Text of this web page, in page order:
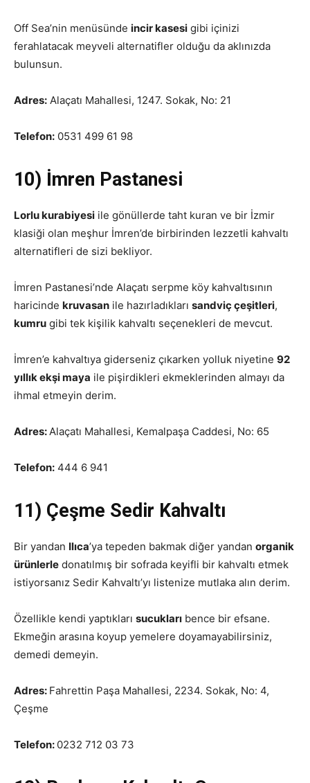
Off Sea’nin menüsünde incir kasesi gibi içinizi
ferahlatacak meyveli alternatifler olduğu da aklınızda
bulunsun.
Adres: Alaçatı Mahallesi, 1247. Sokak, No: 21
Telefon: 0531 499 61 98
10) İmren Pastanesi
Lorlu kurabiyesi ile gönüllerde taht kuran ve bir İzmir
klasiği olan meşhur İmren’de birbirinden lezzetli kahvaltı
alternatifleri de sizi bekliyor.
İmren Pastanesi’nde Alaçatı serpme köy kahvaltısının
haricinde kruvasan ile hazırladıkları sandviç çeşitleri,
kumru gibi tek kişilik kahvaltı seçenekleri de mevcut.
İmren’e kahvaltıya giderseniz çıkarken yolluk niyetine 92
yıllık ekşi maya ile pişirdikleri ekmeklerinden almayı da
ihmal etmeyin derim.
Adres:Alaçatı Mahallesi, Kemalpaşa Caddesi, No: 65
Telefon: 444 6 941
11) Çeşme Sedir Kahvaltı
Bir yandan Ilıca’ya tepeden bakmak diğer yandan organik
ürünlerle donatılmış bir sofrada keyifli bir kahvaltı etmek
istiyorsanız Sedir Kahvaltı’yı listenize mutlaka alın derim.
Özellikle kendi yaptıkları sucukları bence bir efsane.
Ekmeğin arasına koyup yemelere doyamayabilirsiniz,
demedi demeyin.
Adres: Fahrettin Paşa Mahallesi, 2234. Sokak, No: 4,
Çeşme
Telefon: 0232 712 03 73